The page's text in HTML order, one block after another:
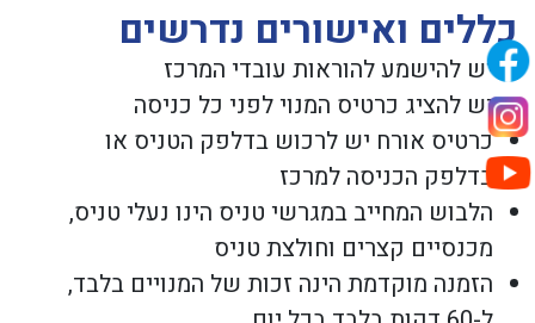
כללים ואישורים נדרשים
יש להישמע להוראות עובדי המרכז
יש להציג כרטיס המנוי לפני כל כניסה
כרטיס אורח יש לרכוש בדלפק הטניס או
בדלפק הכניסה למרכז
הלבוש המחייב במגרשי טניס הינו נעלי טניס,
מכנסיים קצרים וחולצת טניס
הזמנה מוקדמת הינה זכות של המנויים בלבד,